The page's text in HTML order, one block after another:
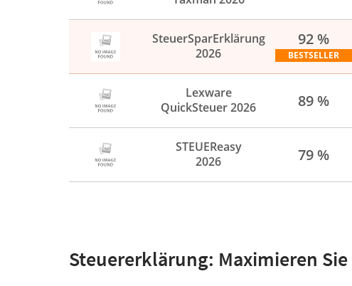
SteuerSparErklärung
2026
92 %
BESTSELLER
Lexware
QuickSteuer 2026
89 %
STEUEReasy
2026
79 %
Steuererklärung: Maximieren